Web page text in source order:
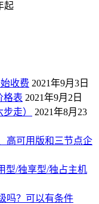
起
收费 2021年9月3日
格表 2021年9月2日
走）
2021年8月23
高可用版和三节点企
型/独享型/独占主机
吗？可以有条件